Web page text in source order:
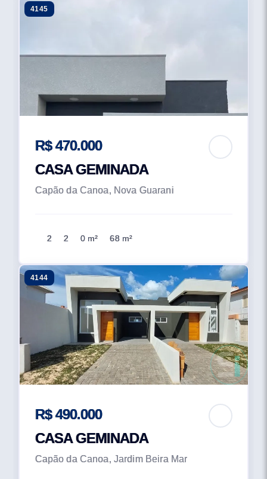
4145
R$ 470.000
CASA GEMINADA
Capão da Canoa, Nova Guarani
2 2 0 m² 68 m²
4144
R$ 490.000
CASA GEMINADA
Capão da Canoa, Jardim Beira Mar